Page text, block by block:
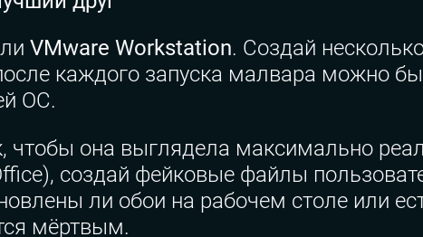
VMware Workstation. Создай
каждого запуска малвара можно
ОС.
чтобы она выглядела максимально
создай фейковые файлы
ли обои на рабочем столе или
мёртвым.